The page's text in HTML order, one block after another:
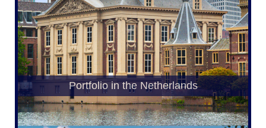
Portfolio in the Netherlands